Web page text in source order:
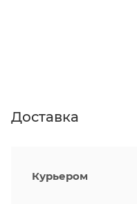
Доставка
Курьером